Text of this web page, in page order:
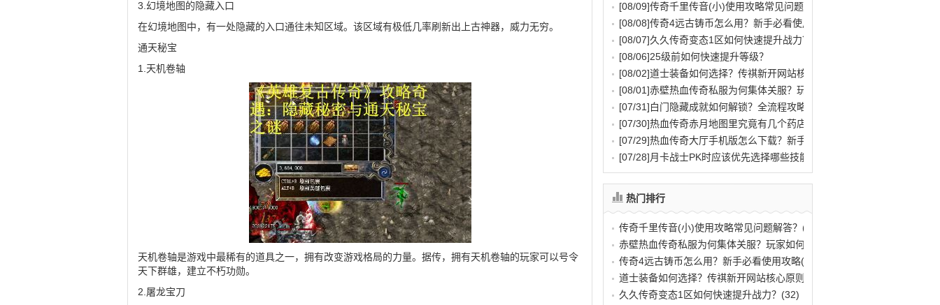
3.幻境地图的隐藏入口
在幻境地图中，有一处隐藏的入口通往未知区域。该区域有极低几率刷新出上古神器，威力无穷。
通天秘宝
1.天机卷轴
天机卷轴是游戏中最稀有的道具之一，拥有改变游戏格局的力量。据传，拥有天机卷轴的玩家可以号令
天下群雄，建立不朽功勋。
2.屠龙宝刀
[08/09]传奇千里传音(小)使用攻略常见问题解答？
[08/08]传奇4远古铸币怎么用？新手必看使用攻略
[08/07]久久传奇变态1区如何快速提升战力？
[08/06]25级前如何快速提升等级？
[08/02]道士装备如何选择？传祺新开网站核心原则解析
[08/01]赤壁热血传奇私服为何集体关服？玩家如何应对？
[07/31]白门隐藏成就如何解锁？全流程攻略与秘密结局揭秘
[07/30]热血传奇赤月地图里究竟有几个药店位置？
[07/29]热血传奇大厅手机版怎么下载？新手快速入门攻略全解析？
[07/28]月卡战士PK时应该优先选择哪些技能？
热门排行
传奇千里传音(小)使用攻略常见问题解答？(81)
赤壁热血传奇私服为何集体关服？玩家如何应(77)
传奇4远古铸币怎么用？新手必看使用攻略(70)
道士装备如何选择？传祺新开网站核心原则解(40)
久久传奇变态1区如何快速提升战力？(32)